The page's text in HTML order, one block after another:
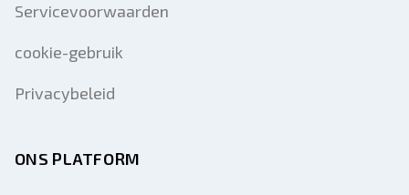
Servicevoorwaarden
cookie-gebruik
Privacybeleid
ONS PLATFORM